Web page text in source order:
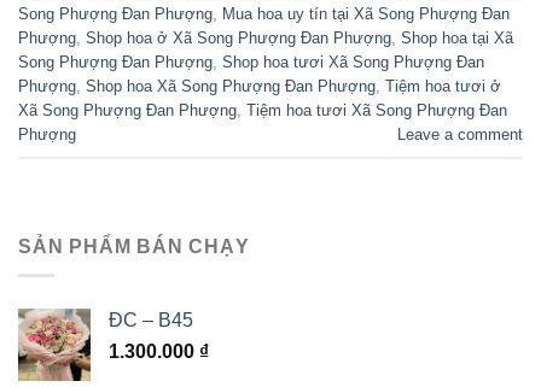
Song Phượng Đan Phượng
Mua hoa uy tín tại Xã Song Phượng Đan
Phượng Shop hoa ở Xã Song Phượng Đan Phượng Shop hoa tại Xã
Song Phượng Đan Phượng Shop hoa tươi Xã Song Phượng Đan
Phượng Shop hoa Xã Song Phượng Đan Phượng Tiệm hoa tươi ở
Xã Song Phượng Đan Phượng Tiệm hoa tươi Xã Song Phượng Đan
Phượng
Leave a comment
SẢN PHẨM BÁN CHẠY
ĐC – B45
1.300.000 ₫